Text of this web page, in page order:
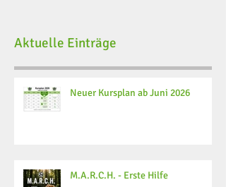
Aktuelle Einträge
Neuer Kursplan ab Juni 2026
M.A.R.C.H. - Erste Hilfe